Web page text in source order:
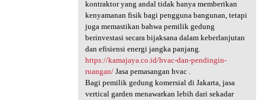
kontraktor yang andal tidak hanya memberikan
kenyamanan fisik bagi pengguna bangunan, tetapi
juga memastikan bahwa pemilik gedung
berinvestasi secara bijaksana dalam keberlanjutan
dan efisiensi energi jangka panjang.
https://kamajaya.co.id/hvac-dan-pendingin-
ruangan/Jasa pemasangan hvac .
Bagi pemilik gedung komersial di Jakarta, jasa
vertical garden menawarkan lebih dari sekadar